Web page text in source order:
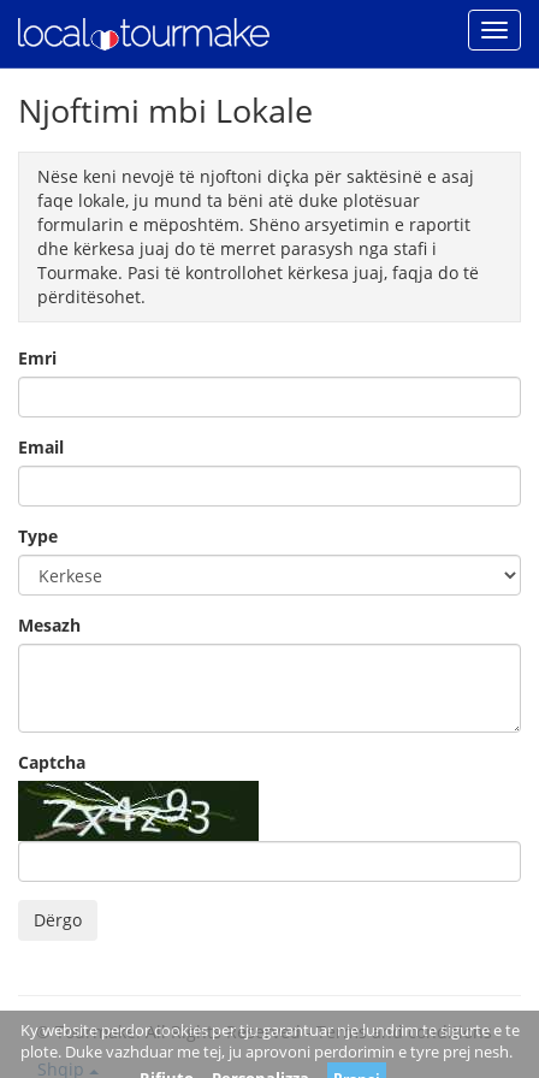
Njoftimi mbi Lokale
Nëse keni nevojë të njoftoni diçka për saktësinë e asaj
faqe lokale, ju mund ta bëni atë duke plotësuar
formularin e mëposhtëm. Shëno arsyetimin e raportit
dhe kërkesa juaj do të merret parasysh nga stafi i
Tourmake. Pasi të kontrollohet kërkesa juaj, faqja do të
përditësohet.
Emri
Email
Type
Mesazh
Captcha
Dërgo
© Tourmake. All Rights Reserved -Terms and conditions
Shqip
Ky website perdor cookies per tju garantuar nje lundrim te sigurte e te
plote. Duke vazhduar me tej, ju aprovoni perdorimin e tyre prej nesh.